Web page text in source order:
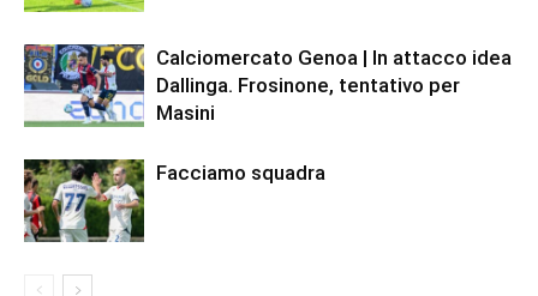
Calciomercato Genoa | In attacco idea
Dallinga. Frosinone, tentativo per
Masini
Facciamo squadra